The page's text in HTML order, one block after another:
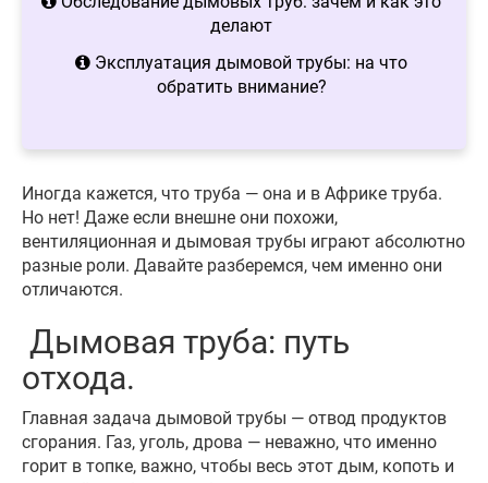
делают
Эксплуатация дымовой трубы: на что
обратить внимание?
Иногда кажется, что труба — она и в Африке труба.
Но нет! Даже если внешне они похожи,
вентиляционная и дымовая трубы играют абсолютно
разные роли. Давайте разберемся, чем именно они
отличаются.
Дымовая труба: путь
отхода.
Главная задача дымовой трубы — отвод продуктов
сгорания. Газ, уголь, дрова — неважно, что именно
горит в топке, важно, чтобы весь этот дым, копоть и